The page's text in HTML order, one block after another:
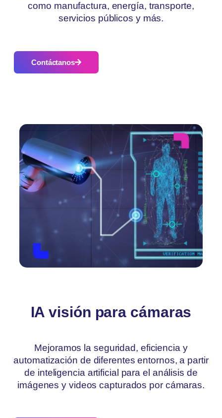
como manufactura, energía, transporte,
servicios públicos y más.
Contáctanos
02
IA visión para cámaras
Mejoramos la seguridad, eficiencia y
automatización de diferentes entornos, a partir
de inteligencia artificial para el análisis de
imágenes y videos capturados por cámaras.